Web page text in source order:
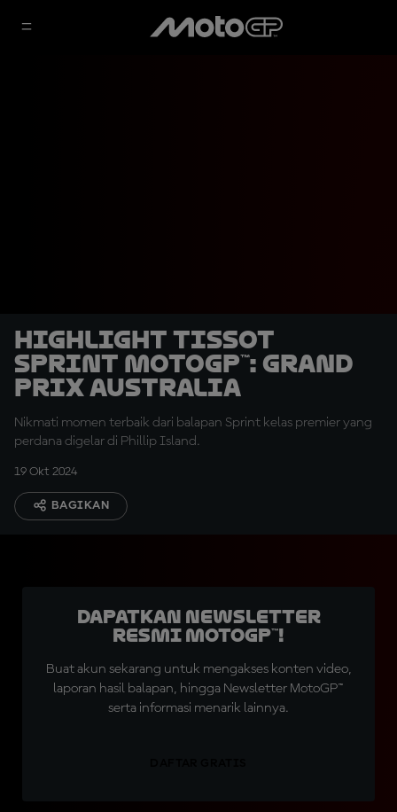
Highlight Tissot
Sprint MotoGP™: Grand
Prix Australia
Nikmati momen terbaik dari balapan Sprint kelas premier yang
perdana digelar di Phillip Island.
19 Okt 2024
BAGIKAN
Dapatkan Newsletter
Resmi MotoGP™!
Buat akun sekarang untuk mengakses konten video,
laporan hasil balapan, hingga Newsletter MotoGP™
serta informasi menarik lainnya.